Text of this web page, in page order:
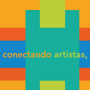
conectando artistas,